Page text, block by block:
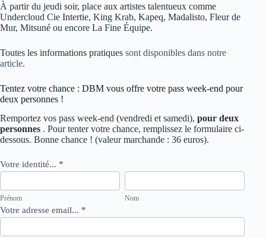
À partir du jeudi soir, place aux artistes talentueux comme
Undercloud Cie Intertie,​ King Krab, Kapeq, Madalisto, Fleur de
Mur, Mitsuné ou encore La Fine Équipe.
Toutes les informations pratiques sont disponibles dans notre
article.
Tentez votre chance : DBM vous offre votre pass week-end pour
deux personnes !
Remportez vos pass week-end (vendredi et samedi), pour deux
personnes . Pour tenter votre chance, remplissez le formulaire ci-
dessous. Bonne chance ! (valeur marchande : 36 euros).
Concours
Volcan
Nuits
Votre identité... *
Prénom
Prénom
Nom
Nom
Votre adresse email... *